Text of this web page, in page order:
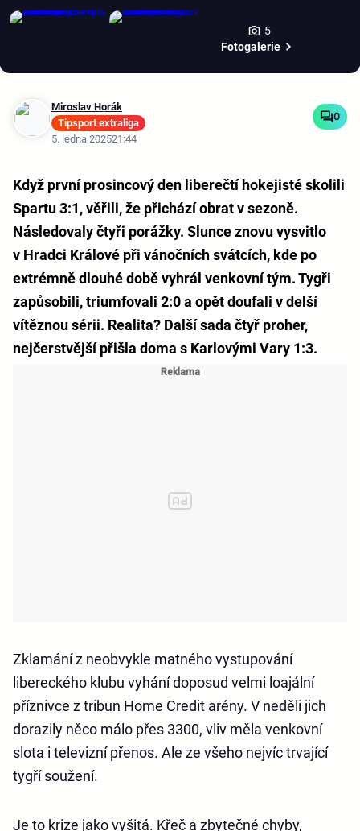
5
Fotogalerie
Miroslav Horák
Tipsport extraliga
5. ledna 202521:44
0
Když první prosincový den liberečtí hokejisté skolili
Spartu 3:1, věřili, že přichází obrat v sezoně.
Následovaly čtyři porážky. Slunce znovu vysvitlo
v Hradci Králové při vánočních svátcích, kde po
extrémně dlouhé době vyhrál venkovní tým. Tygři
zapůsobili, triumfovali 2:0 a opět doufali v delší
vítěznou sérii. Realita? Další sada čtyř proher,
nejčerstvější přišla doma s Karlovými Vary 1:3.
Zklamání z neobvykle matného vystupování
libereckého klubu vyhání doposud velmi loajální
příznivce z tribun Home Credit arény. V neděli jich
dorazily něco málo přes 3300, vliv měla venkovní
slota i televizní přenos. Ale ze všeho nejvíc trvající
tygří soužení.
Je to krize jako vyšitá. Křeč a zbytečné chyby,